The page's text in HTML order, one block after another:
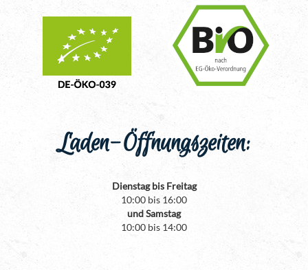
Laden-Öffnungszeiten:
Dienstag bis Freitag
10:00 bis 16:00
und Samstag
10:00 bis 14:00